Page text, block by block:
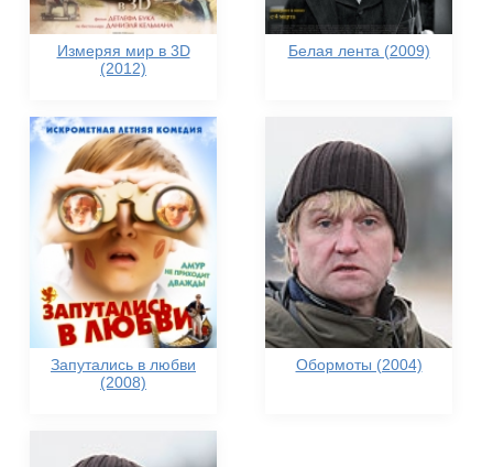
Измеряя мир в 3D
(2012)
Белая лента (2009)
Запутались в любви
(2008)
Обормоты (2004)